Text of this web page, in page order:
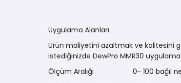
Uygulama Alanları
Ürün maliyetini azaltmak ve kalitesini
istediğinizde DewPro MMR30
Ölçüm Aralığı 0- 100 bağıl